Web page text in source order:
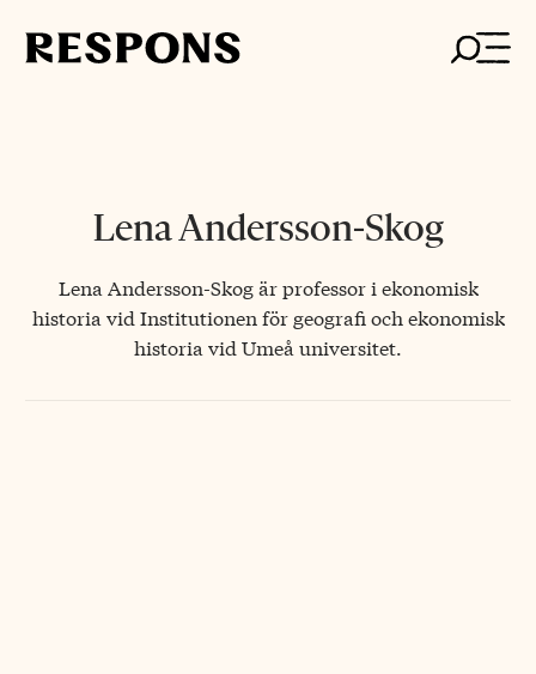
Lena Andersson-Skog
Lena Andersson-Skog är professor i ekonomisk
historia vid Institutionen för geografi och ekonomisk
historia vid Umeå universitet.